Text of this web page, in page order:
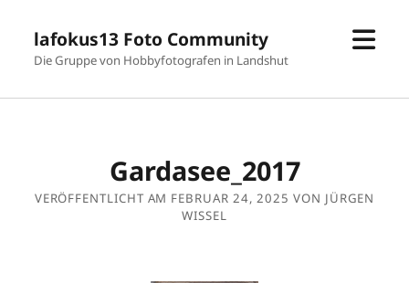
lafokus13 Foto Community
Die Gruppe von Hobbyfotografen in Landshut
Gardasee_2017
VERÖFFENTLICHT AM FEBRUAR 24, 2025 VON JÜRGEN
WISSEL